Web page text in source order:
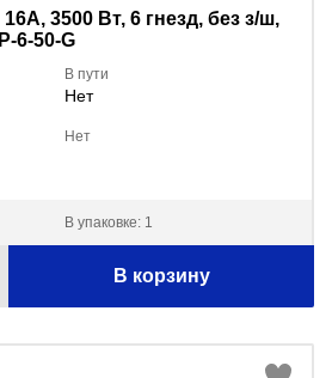
3500 Вт, 6 гнезд, без з/ш,
6-50-G
В пути
Нет
Нет
В упаковке: 1
В корзину